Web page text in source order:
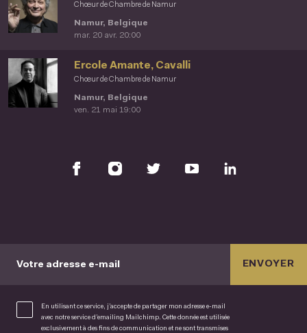
Chœur de Chambre de Namur
Namur, Belgique
mar. 20 avr. 20:00
Chœur de Chambre de Namur
Ercole Amante, Cavalli
Namur, Belgique
ven. 21 mai 19:00
Votre adresse e-mail
En utilisant ce service, j’accepte de partager mon adresse e-mail
avec notre service d’emailing Mailchimp. Cette donnée est utilisée
exclusivement à des fins de communication et ne sont transmises
ENVOYER